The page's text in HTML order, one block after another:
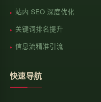
站内 SEO 深度优化
关键词排名提升
信息流精准引流
快速导航